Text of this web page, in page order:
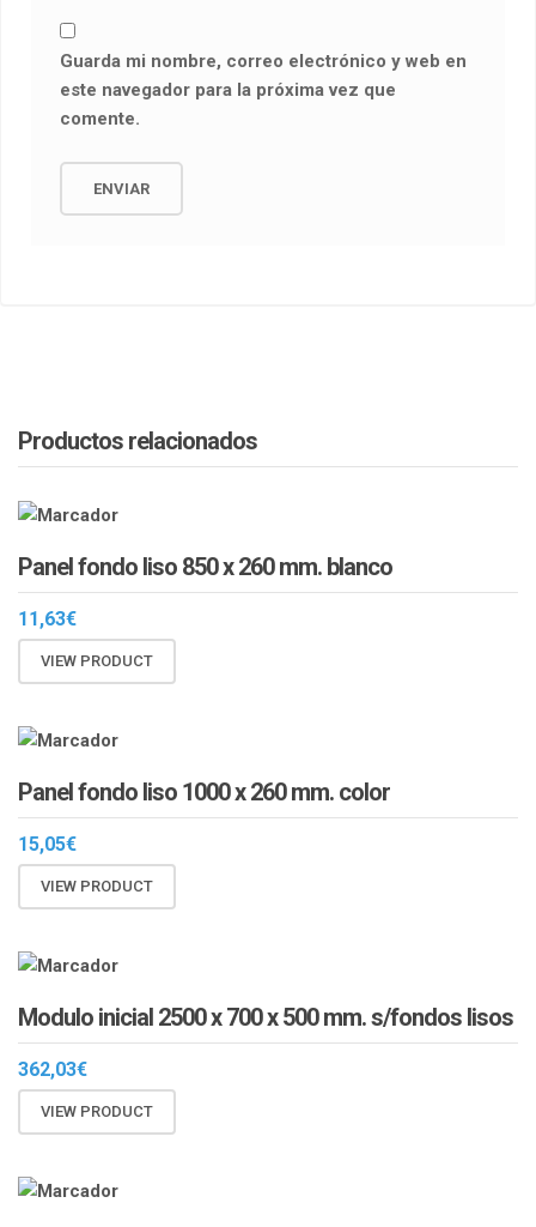
Guarda mi nombre, correo electrónico y web en
este navegador para la próxima vez que
comente.
Productos relacionados
Panel fondo liso 850 x 260 mm. blanco
11,63€
VIEW PRODUCT
Panel fondo liso 1000 x 260 mm. color
15,05€
VIEW PRODUCT
Modulo inicial 2500 x 700 x 500 mm. s/fondos lisos
362,03€
VIEW PRODUCT